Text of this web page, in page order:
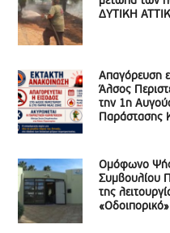
ΔΥΤΙΚΗ
Απαγόρευση
Άλσος
την 1η
Παράστασης
Ομόφωνο
Συμβουλίου
της
«Οδοιπορικό»